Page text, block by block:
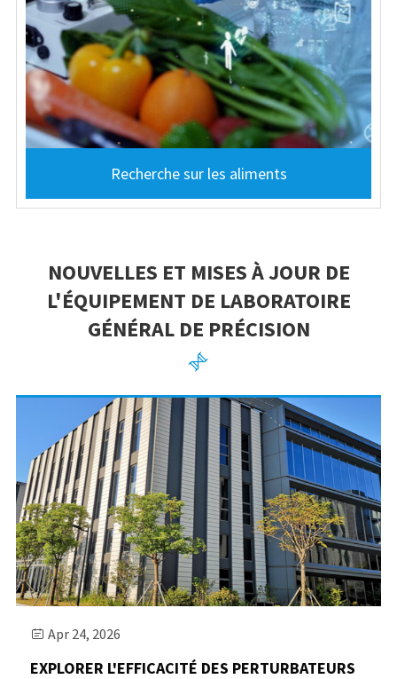
Recherche sur les aliments
NOUVELLES ET MISES À JOUR DE
L'ÉQUIPEMENT DE LABORATOIRE
GÉNÉRAL DE PRÉCISION

 Apr 24, 2026
EXPLORER L'EFFICACITÉ DES PERTURBATEURS